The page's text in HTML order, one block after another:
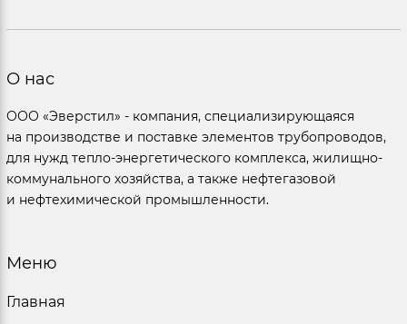
О нас
ООО «Эверстил» - компания, специализирующаяся
на производстве и поставке элементов трубопроводов,
для нужд тепло-энергетического комплекса, жилищно-
коммунального хозяйства, а также нефтегазовой
и нефтехимической промышленности.
Меню
Главная